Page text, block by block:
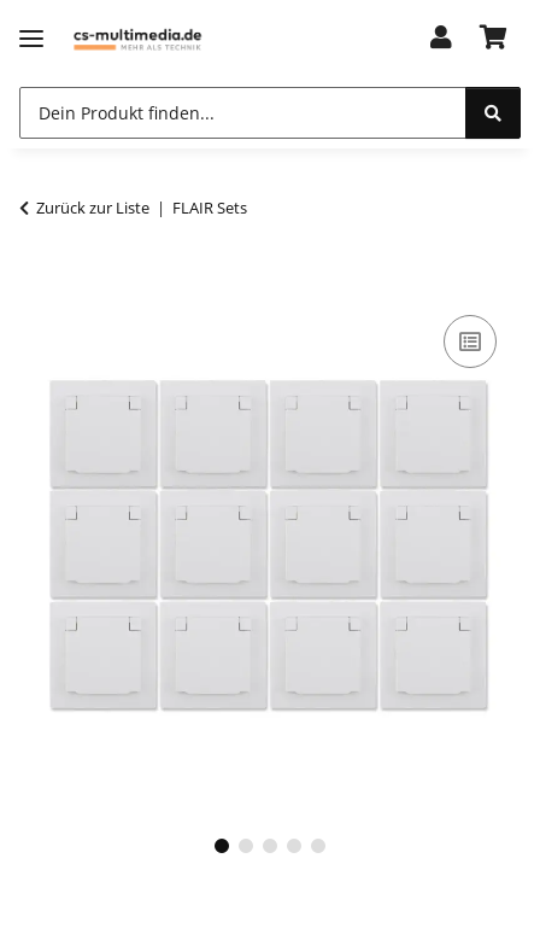
Zurück zur Liste FLAIR Sets